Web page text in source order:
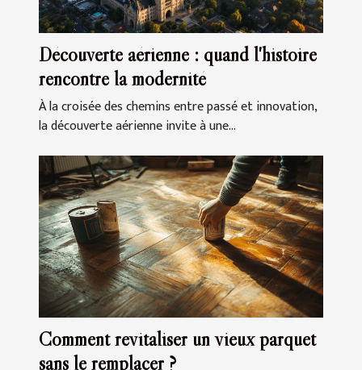
Découverte aérienne : quand l'histoire
rencontre la modernité
À la croisée des chemins entre passé et innovation,
la découverte aérienne invite à une...
Comment revitaliser un vieux parquet
sans le remplacer ?